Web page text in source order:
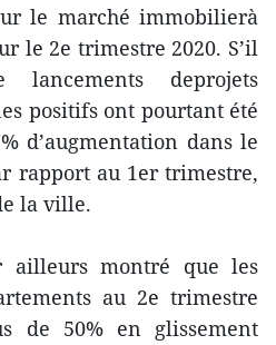
le marché immobilierà
le 2e trimestre 2020. S’il
deprojets
positifs ont pourtant été
d’augmentation dans le
rapport au 1er trimestre,
la ville.
ailleurs montré que les
au 2e trimestre
de 50% en glissement